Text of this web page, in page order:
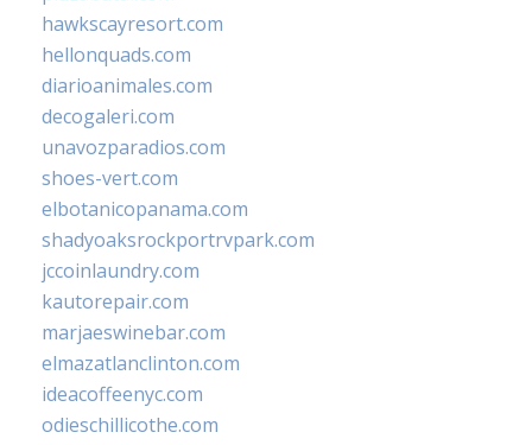
hawkscayresort.com
hellonquads.com
diarioanimales.com
decogaleri.com
unavozparadios.com
shoes-vert.com
elbotanicopanama.com
shadyoaksrockportrvpark.com
jccoinlaundry.com
kautorepair.com
marjaeswinebar.com
elmazatlanclinton.com
ideacoffeenyc.com
odieschillicothe.com